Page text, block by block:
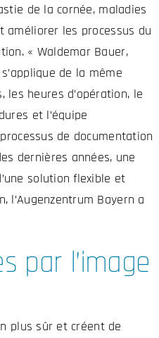
de la cornée, maladies
améliorer les processus du
« Waldemar Bauer,
de la même
heures d’opération, le
et l’équipe
de documentation
dernières années, une
solution flexible et
l’Augenzentrum Bayern a
par l’image
plus sûr et créent de